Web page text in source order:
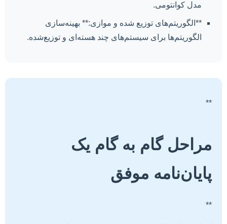
مدل کوانتومی.
**الگوریتم‌های توزیع شده و موازی:** بهینه‌سازی
الگوریتم‌ها برای سیستم‌های چند هسته‌ای و توزیع‌شده.
**
مراحل گام به گام یک
پایان‌نامه موفق
**